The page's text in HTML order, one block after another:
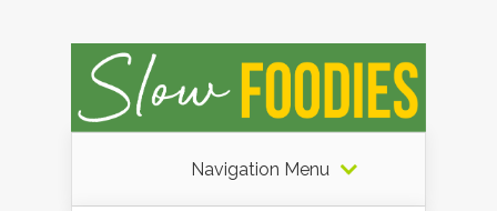
Navigation Menu